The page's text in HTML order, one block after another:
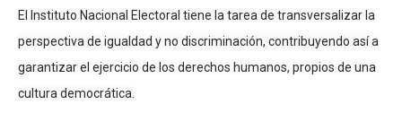
El Instituto Nacional Electoral tiene la tarea de transversalizar la
perspectiva de igualdad y no discriminación, contribuyendo así a
garantizar el ejercicio de los derechos humanos, propios de una
cultura democrática.